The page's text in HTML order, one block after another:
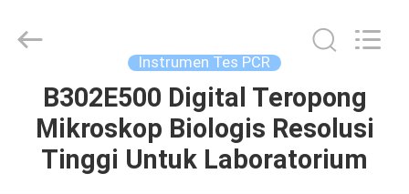
RUMAH
PRODUK
Copyright
Technology
Instrumen Tes PCR
B302E500 Digital Teropong
Mikroskop Biologis Resolusi
Tinggi Untuk Laboratorium